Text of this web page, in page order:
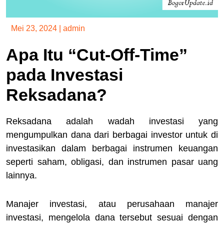
Mei 23, 2024 admin
Apa Itu “Cut-Off-Time”
pada Investasi
Reksadana?
Reksadana adalah wadah investasi yang
mengumpulkan dana dari berbagai investor untuk di
investasikan dalam berbagai instrumen keuangan
seperti saham, obligasi, dan instrumen pasar uang
lainnya.
Manajer investasi, atau perusahaan manajer
investasi, mengelola dana tersebut sesuai dengan